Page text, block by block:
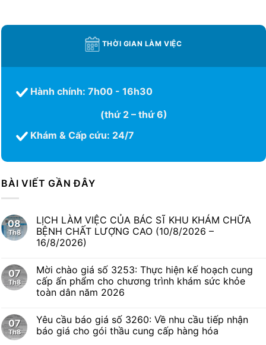
THỜI GIAN LÀM VIỆC
Hành chính: 7h00 - 16h30
(thứ 2 – thứ 6)
Khám & Cấp cứu: 24/7
BÀI VIẾT GẦN ĐÂY
08
Th8
LỊCH LÀM VIỆC CỦA BÁC SĨ KHU KHÁM CHỮA
BỆNH CHẤT LƯỢNG CAO (10/8/2026 –
16/8/2026)
07
Th8
Mời chào giá số 3253: Thực hiện kế hoạch cung
cấp ấn phẩm cho chương trình khám sức khỏe
toàn dân năm 2026
07
Th8
Yêu cầu báo giá số 3260: Về nhu cầu tiếp nhận
báo giá cho gói thầu cung cấp hàng hóa